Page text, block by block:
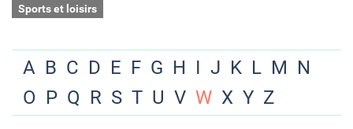
Sports et loisirs
A B C D E F G H I J K L M N
O P Q R S T U V W X Y Z